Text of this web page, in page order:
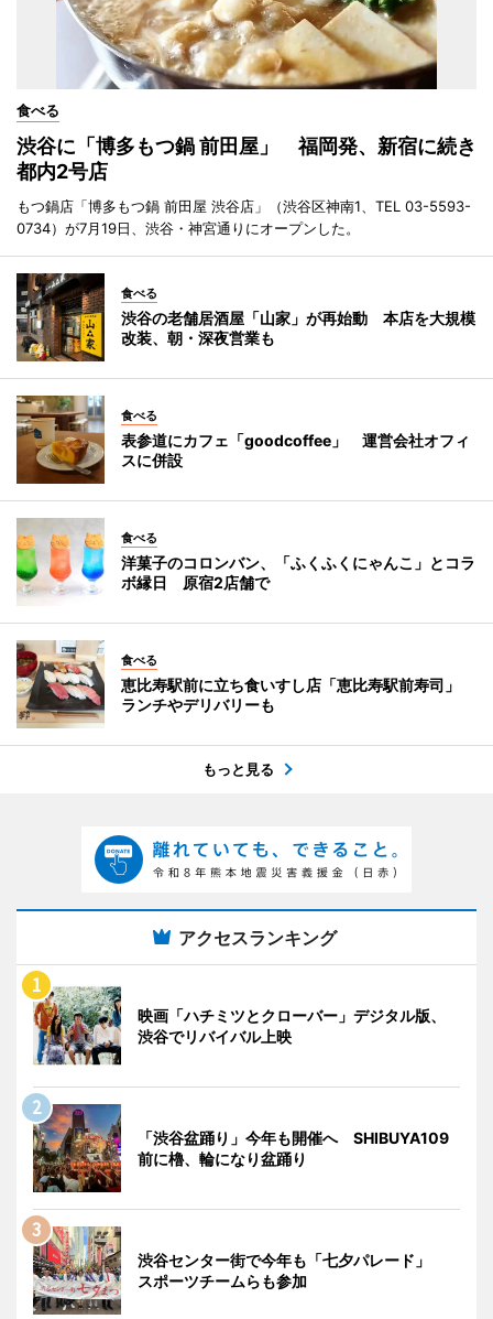
食べる
渋谷に「博多もつ鍋 前田屋」 福岡発、新宿に続き
都内2号店
もつ鍋店「博多もつ鍋 前田屋 渋谷店」（渋谷区神南1、TEL 03-5593-
0734）が7月19日、渋谷・神宮通りにオープンした。
食べる
渋谷の老舗居酒屋「山家」が再始動 本店を大規模
改装、朝・深夜営業も
食べる
表参道にカフェ「goodcoffee」 運営会社オフィ
スに併設
食べる
洋菓子のコロンバン、「ふくふくにゃんこ」とコラ
ボ縁日 原宿2店舗で
食べる
恵比寿駅前に立ち食いすし店「恵比寿駅前寿司」
ランチやデリバリーも
もっと見る
アクセスランキング
映画「ハチミツとクローバー」デジタル版、
渋谷でリバイバル上映
「渋谷盆踊り」今年も開催へ SHIBUYA109
前に櫓、輪になり盆踊り
渋谷センター街で今年も「七夕パレード」
スポーツチームらも参加